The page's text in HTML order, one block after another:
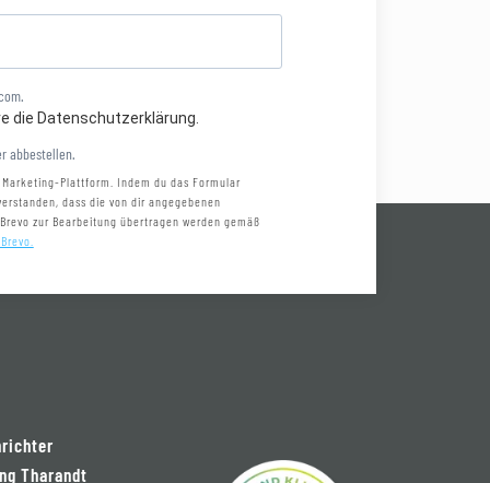
die Datenschutzerklärung.
abbestellen.
Marketing-Plattform. Indem du das Formular
dass die von dir angegebenen
zur Bearbeitung übertragen werden gemäß
Tharandt